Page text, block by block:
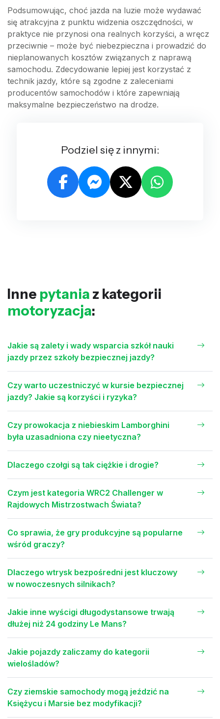
Podsumowując, choć jazda na luzie może wydawać
się atrakcyjna z punktu widzenia oszczędności, w
praktyce nie przynosi ona realnych korzyści, a wręcz
przeciwnie – może być niebezpieczna i prowadzić do
nieplanowanych kosztów związanych z naprawą
samochodu. Zdecydowanie lepiej jest korzystać z
technik jazdy, które są zgodne z zaleceniami
producentów samochodów i które zapewniają
maksymalne bezpieczeństwo na drodze.
Podziel się z innymi:
Inne pytania z kategorii
motoryzacja:
Jakie są zalety i wady wsparcia szkół nauki
jazdy przez szkoły bezpiecznej jazdy?
Czy warto uczestniczyć w kursie bezpiecznej
jazdy? Jakie są korzyści i ryzyka?
Czy prowokacja z niebieskim Lamborghini
była uzasadniona czy nieetyczna?
Dlaczego czołgi są tak ciężkie i drogie?
Czym jest kategoria WRC2 Challenger w
Rajdowych Mistrzostwach Świata?
Co sprawia, że gry produkcyjne są popularne
wśród graczy?
Dlaczego wtrysk bezpośredni jest kluczowy
w nowoczesnych silnikach?
Jakie inne wyścigi długodystansowe trwają
dłużej niż 24 godziny Le Mans?
Jakie pojazdy zaliczamy do kategorii
wielośladów?
Czy ziemskie samochody mogą jeździć na
Księżycu i Marsie bez modyfikacji?